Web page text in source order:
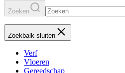
Zoeken
Zoekbalk sluiten
Verf
Vloeren
Gereedschap